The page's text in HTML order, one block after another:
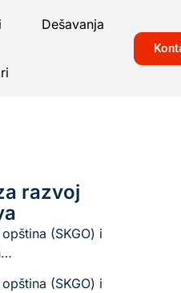
Dešavanja
razvoj
(SKGO) i
(SKGO) i